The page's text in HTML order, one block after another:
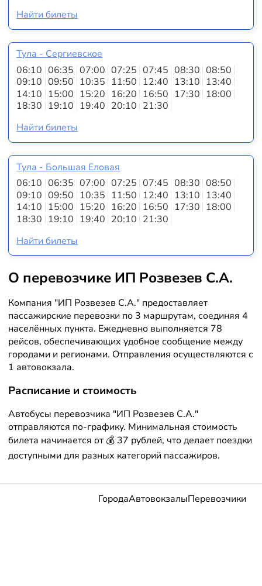
Найти билеты
Тула - Сергиевское
06:10 06:35 07:00 07:25 07:45 08:30 08:50
09:10 09:50 10:35 11:50 12:40 13:10 13:40
14:10 15:00 15:20 16:20 16:50 17:30 18:00
18:30 19:10 19:40 20:10 21:30
Найти билеты
Тула - Большая Еловая
06:10 06:35 07:00 07:25 07:45 08:30 08:50
09:10 09:50 10:35 11:50 12:40 13:10 13:40
14:10 15:00 15:20 16:20 16:50 17:30 18:00
18:30 19:10 19:40 20:10 21:30
Найти билеты
О перевозчике ИП Розвезев С.А.
Компания "ИП Розвезев С.А." предоставляет
пассажирские перевозки по 3 маршрутам, соединяя 4
населённых пункта. Ежедневно выполняется 78
рейсов, обеспечивающих удобное сообщение между
городами и регионами. Отправления осуществляются с
1 автовокзала.
Расписание и стоимость
Автобусы перевозчика "ИП Розвезев С.А."
отправляются по-графику. Минимальная стоимость
билета начинается от 💰 37 рублей, что делает поездки
доступными для разных категорий пассажиров.
ГородаАвтовокзалыПеревозчики